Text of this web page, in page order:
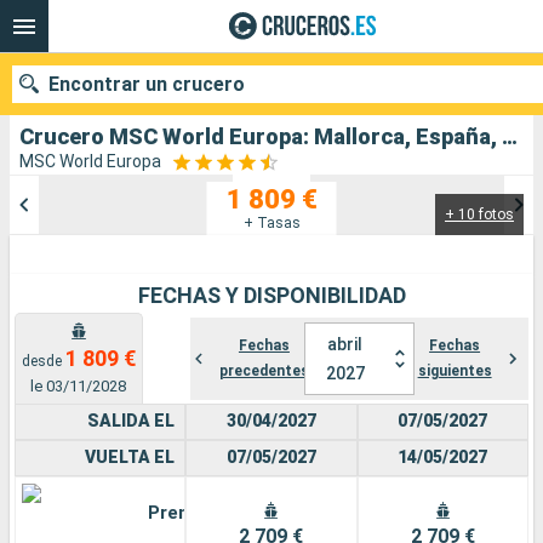
Crucero MSC World Europa: Mallorca, España, Francia, Italia salida desde Palma de Mallorca
MSC World Europa
+ 10 fotos
1 809 €
+ Tasas
FECHAS Y DISPONIBILIDAD
desde 1 809 €
le 03/11/2028
Fechas
precedentes
abril
2027
Fechas
siguientes
SALIDA EL
VUELTA EL
Premium
30/04/2027
07/05/2027
2 709 €
07/05/2027
14/05/2027
2 709 €
Encontrar un crucero
Puertos Compañías
Buscar